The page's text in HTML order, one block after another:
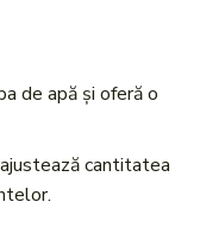
de apă și oferă o
cantitatea